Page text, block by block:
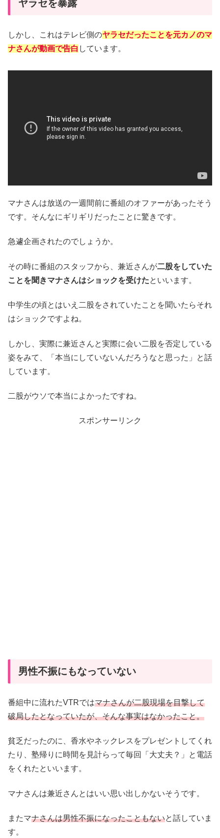
ヤラセを暴露
しかし、これはテレビ側のヤラセだったことを元カノのマ
ナさんが動画で告白 しています。
マナさんは放送の一週間前に番組のオファーがあったそう
です。そんなにギリギリだったことに驚きです。
急遽企画されたのでしょうか。
その時に番組のスタッフから、兼近さんが二股をしていた
ことを聞きマナさんはショックを受けたといいます。
中学生の頃とはいえ二股をされていたことを聞いたらそれ
はショックですよね。
しかし、実際に兼近さんと実際に会い二股を否定している
姿をみて、「本当にしていないんだろうなと思った」と話
しています。
二股がウソで本当によかったですね。
スポンサーリンク
男性不振にもなっていない
番組中に流れたVTRではマナさんが二股現場を目撃して
破局したとなっていたが、そんな事実はなかったこと。
貧乏だったのに、香水やネックレスをプレゼントしてくれ
たり、塾帰りに時間を見計らって毎回「大丈夫？」と電話
をくれたといいます。
マナさんは兼近さんとはいい思い出しかないそうです。
またマナさんは男性不振になったこともないと話していま
す。